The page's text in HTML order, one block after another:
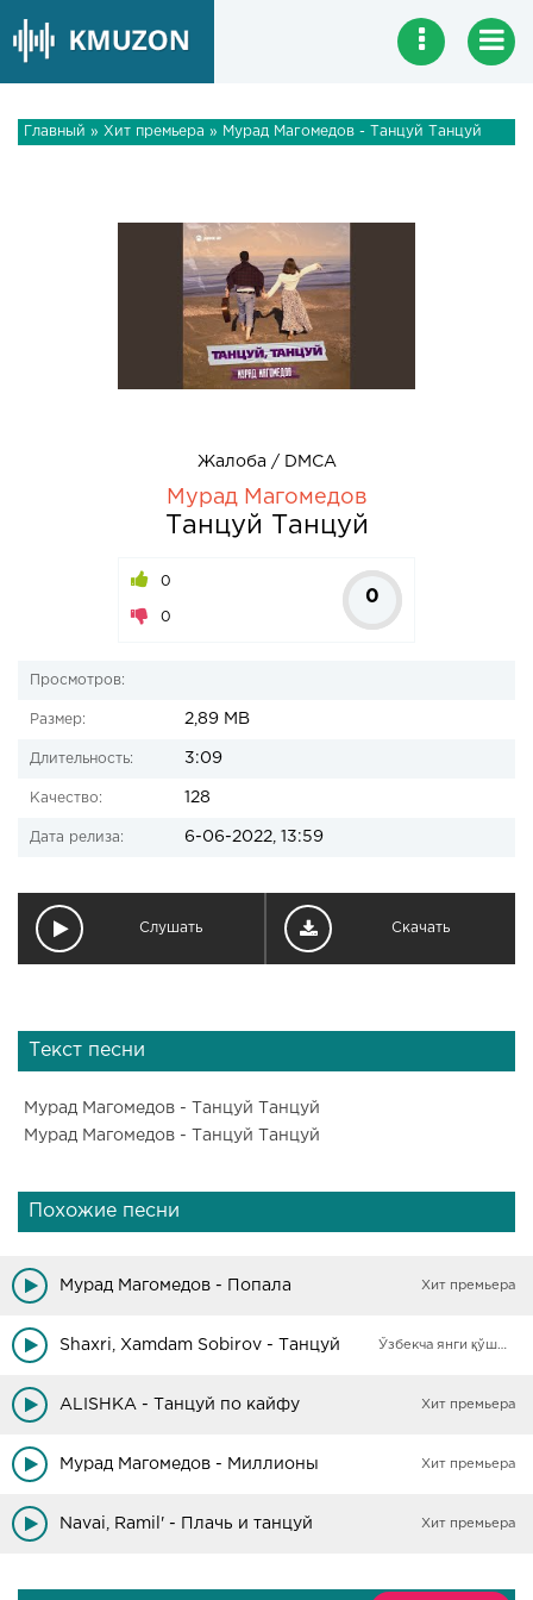
Главный » Хит премьера » Мурад Магомедов - Танцуй Танцуй
Жалоба / DMCA
Мурад Магомедов
Танцуй Танцуй
0
0
0
Просмотров:
Размер: 2,89 MB
Длительность: 3:09
Качество: 128
Дата релиза: 6-06-2022, 13:59
Слушать Скачать
Текст песни
Мурад Магомедов - Танцуй Танцуй
Мурад Магомедов - Танцуй Танцуй
Похожие песни
Мурад Магомедов - Попала Хит премьера
Shaxri, Xamdam Sobirov - Танцуй Ўзбекча янги қўшиқлар
ALISHKA - Танцуй по кайфу Хит премьера
Мурад Магомедов - Миллионы Хит премьера
Navai, Ramil' - Плачь и танцуй Хит премьера